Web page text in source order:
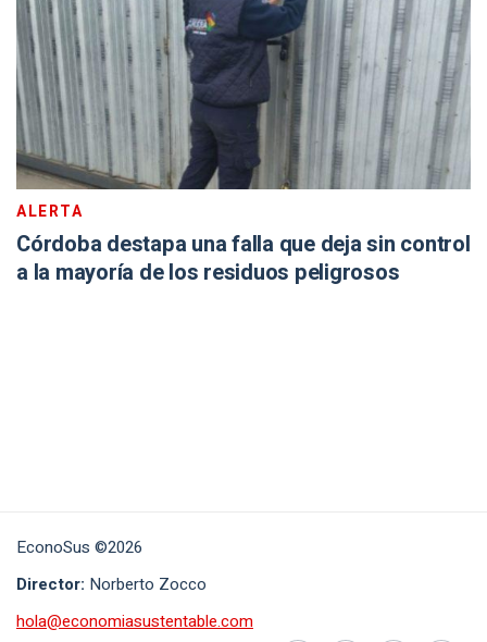
ALERTA
Córdoba destapa una falla que deja sin control
a la mayoría de los residuos peligrosos
EconoSus ©2026
Director: Norberto Zocco
hola@economiasustentable.com